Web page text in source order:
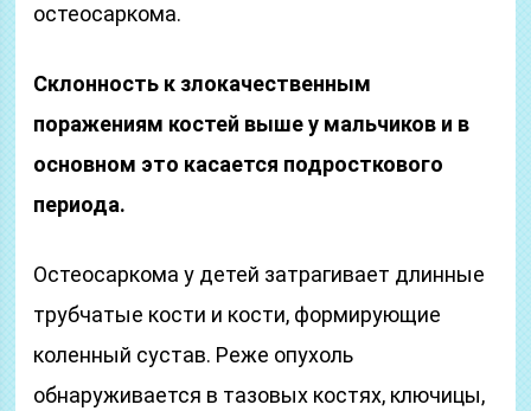
остеосаркома.
Склонность к злокачественным
поражениям костей выше у мальчиков и в
основном это касается подросткового
периода.
Остеосаркома у детей затрагивает длинные
трубчатые кости и кости, формирующие
коленный сустав. Реже опухоль
обнаруживается в тазовых костях, ключицы,